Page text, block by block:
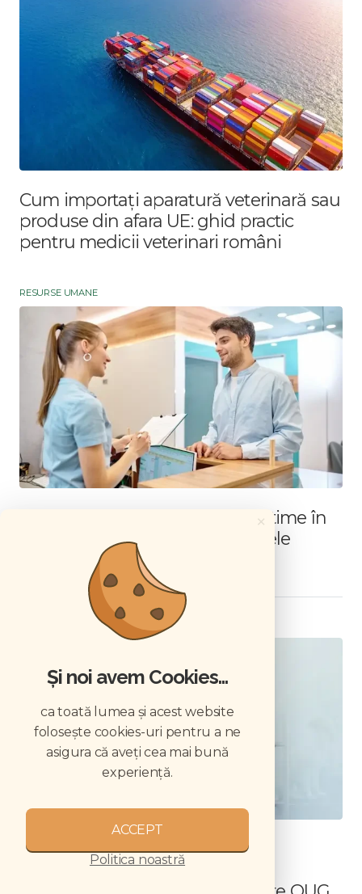
Cum importați aparatură veterinară sau
produse din afara UE: ghid practic
pentru medicii veterinari români
RESURSE UMANE
Suprataxarea contractelor part-time în
2026: ce trebuie să știe cabinetele
veterinare
Noi obligații de protecție a
consumatorilor pentru medicii
×
Și noi avem Cookies...
ca toată lumea și acest website
folosește cookies-uri pentru a ne
asigura că aveți cea mai bună
experiență.
ACCEPT
Politica noastră